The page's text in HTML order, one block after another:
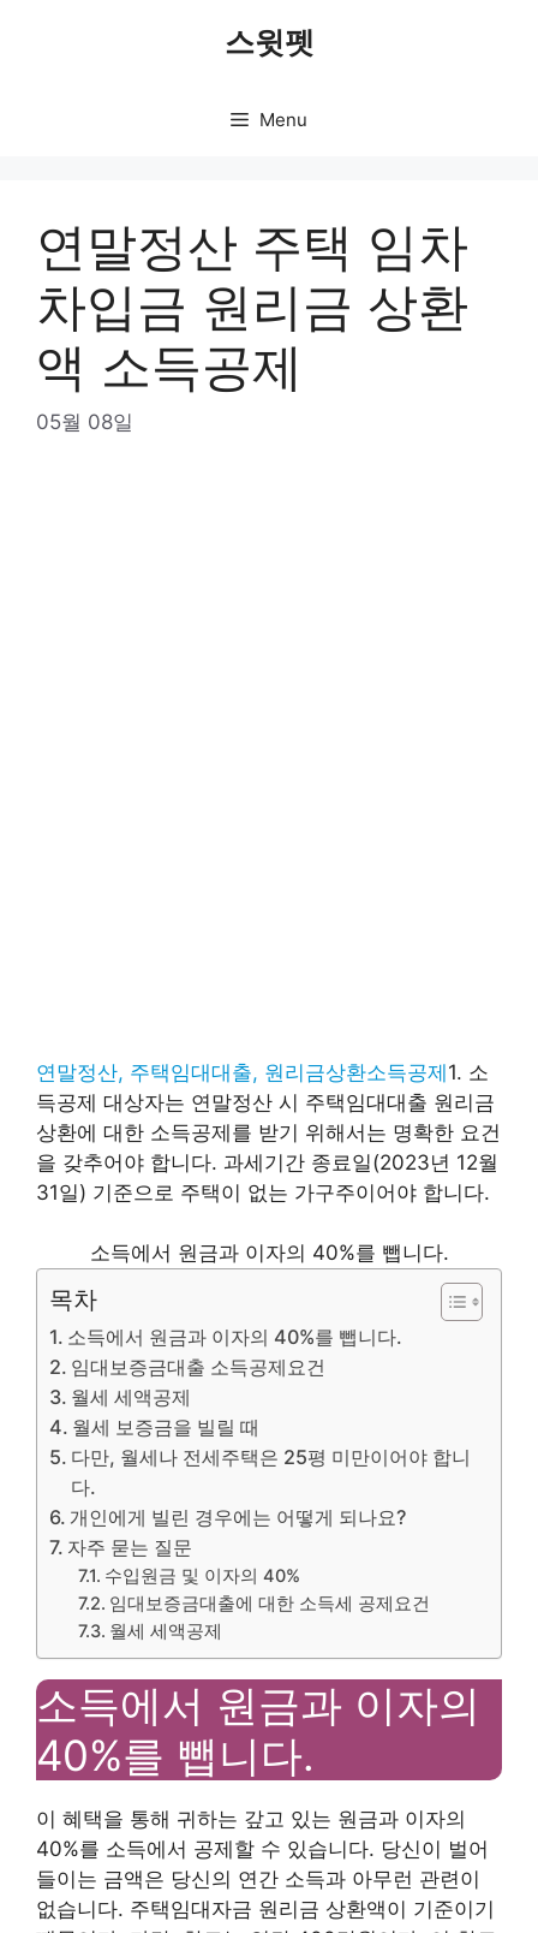
스윗펫
Menu
연말정산 주택 임차
차입금 원리금 상환
액 소득공제
05월 08일
연말정산, 주택임대대출, 원리금상환소득공제1. 소
득공제 대상자는 연말정산 시 주택임대대출 원리금
상환에 대한 소득공제를 받기 위해서는 명확한 요건
을 갖추어야 합니다. 과세기간 종료일(2023년 12월
31일) 기준으로 주택이 없는 가구주이어야 합니다.
소득에서 원금과 이자의 40%를 뺍니다.
목차
소득에서 원금과 이자의 40%를 뺍니다.
임대보증금대출 소득공제요건
월세 세액공제
월세 보증금을 빌릴 때
다만, 월세나 전세주택은 25평 미만이어야 합니
다.
개인에게 빌린 경우에는 어떻게 되나요?
자주 묻는 질문
수입원금 및 이자의 40%
임대보증금대출에 대한 소득세 공제요건
월세 세액공제
소득에서 원금과 이자의
40%를 뺍니다.
이 혜택을 통해 귀하는 갚고 있는 원금과 이자의
40%를 소득에서 공제할 수 있습니다. 당신이 벌어
들이는 금액은 당신의 연간 소득과 아무런 관련이
없습니다. 주택임대자금 원리금 상환액이 기준이기